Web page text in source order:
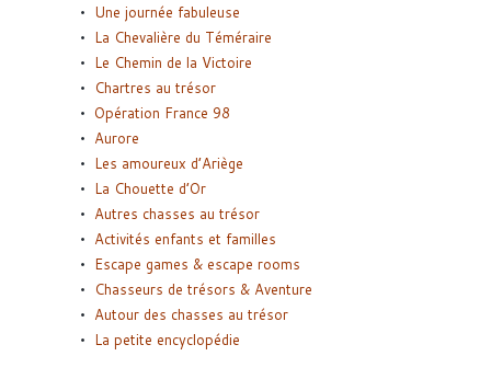
Une journée fabuleuse
La Chevalière du Téméraire
Le Chemin de la Victoire
Chartres au trésor
Opération France 98
Aurore
Les amoureux d’Ariège
La Chouette d’Or
Autres chasses au trésor
Activités enfants et familles
Escape games & escape rooms
Chasseurs de trésors & Aventure
Autour des chasses au trésor
La petite encyclopédie